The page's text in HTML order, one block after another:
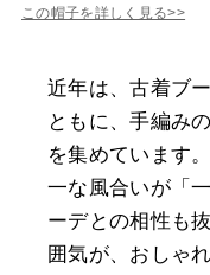
この帽子を詳しく見る>>
近年は、古着ブ
ともに、手編み
を集めています
一な風合いが「
ーデとの相性も
囲気が、おしゃ